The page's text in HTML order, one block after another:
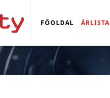
FŐOLDAL ÁRLISTA